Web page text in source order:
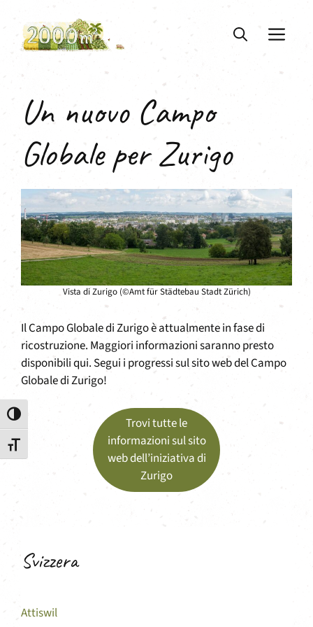
Attiva/disattiva alto contrasto
Attiva/disattiva dimensione testo
contenuto
Un nuovo Campo
Globale per Zurigo
Vista di Zurigo (©Amt für Städtebau Stadt Zürich)
Il Campo Globale di Zurigo è attualmente in fase di
ricostruzione. Maggiori informazioni saranno presto
disponibili qui. Segui i progressi sul sito web del Campo
Globale di Zurigo!
Trovi tutte le
informazioni sul sito
web dell’iniziativa di
Zurigo
Svizzera
Attiswil